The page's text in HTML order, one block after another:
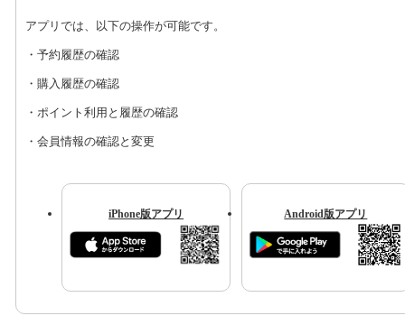
アプリでは、以下の操作が可能です。
・予約履歴の確認
・購入履歴の確認
・ポイント利用と履歴の確認
・会員情報の確認と変更
iPhone版アプリ Android版アプリ